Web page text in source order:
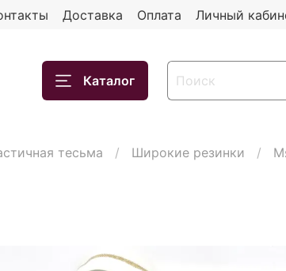
Доставка Оплата Личный
Каталог
тесьма Широкие резинки